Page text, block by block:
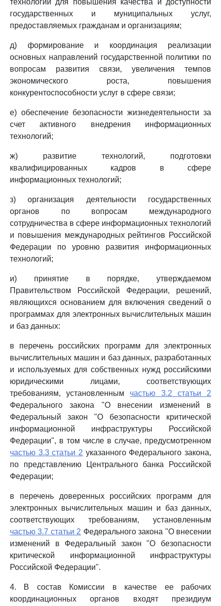
технологий для повышения качества и доступности
государственных и муниципальных услуг,
предоставляемых гражданам и организациям;
д) формирование и координация реализации
основных направлений государственной политики по
вопросам развития связи, увеличения темпов
экономического роста, повышения
конкурентоспособности услуг в сфере связи;
е) обеспечение безопасности жизнедеятельности за
счет активного внедрения информационных
технологий;
ж) развитие технологий, подготовки
квалифицированных кадров в сфере
информационных технологий;
з) организация деятельности государственных
органов по вопросам международного
сотрудничества в сфере информационных технологий
и повышения международных рейтингов Российской
Федерации по уровню развития информационных
технологий;
и) принятие в порядке, утверждаемом
Правительством Российской Федерации, решений,
являющихся основанием для включения сведений о
программах для электронных вычислительных машин
и баз данных:
в перечень российских программ для электронных
вычислительных машин и баз данных, разработанных
и используемых для собственных нужд российскими
юридическими лицами, соответствующих
требованиям, установленным частью 3.2 статьи 2
Федерального закона "О внесении изменений в
Федеральный закон "О безопасности критической
информационной инфраструктуры Российской
Федерации", в том числе в случае, предусмотренном
частью 3.3 статьи 2 указанного Федерального закона,
по представлению Центрального банка Российской
Федерации;
в перечень доверенных российских программ для
электронных вычислительных машин и баз данных,
соответствующих требованиям, установленным
частью 3.7 статьи 2 Федерального закона "О внесении
изменений в Федеральный закон "О безопасности
критической информационной инфраструктуры
Российской Федерации".
4. В состав Комиссии в качестве ее рабочих
координационных органов входят президиум